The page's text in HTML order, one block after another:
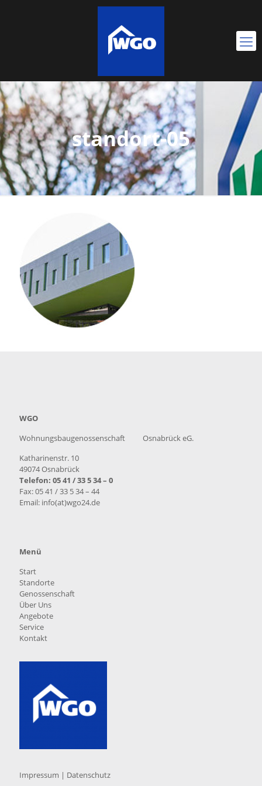
standort-05
WGO
Wohnungsbaugenossenschaft Osnabrück eG.
Katharinenstr. 10
49074 Osnabrück
Telefon: 05 41 / 33 5 34 – 0
Fax: 05 41 / 33 5 34 – 44
Email: info(at)wgo24.de
Menü
Start
Standorte
Genossenschaft
Über Uns
Angebote
Service
Kontakt
Impressum | Datenschutz